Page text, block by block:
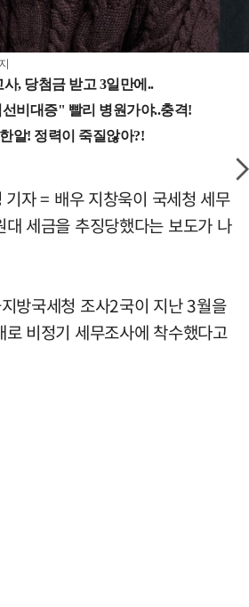
자 = 배우 지창욱이 국세청 세무
세금을 추징당했다는 보도가 나
방국세청 조사2국이 지난 3월을
비정기 세무조사에 착수했다고